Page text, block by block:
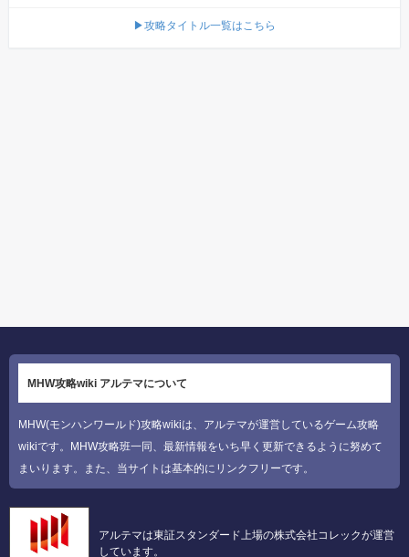
▶攻略タイトル一覧はこちら
MHW攻略wiki アルテマについて
MHW(モンハンワールド)攻略wikiは、アルテマが運営しているゲーム攻略
wikiです。MHW攻略班一同、最新情報をいち早く更新できるように努めて
まいります。また、当サイトは基本的にリンクフリーです。
アルテマは東証スタンダード上場の株式会社コレックが運営
しています。